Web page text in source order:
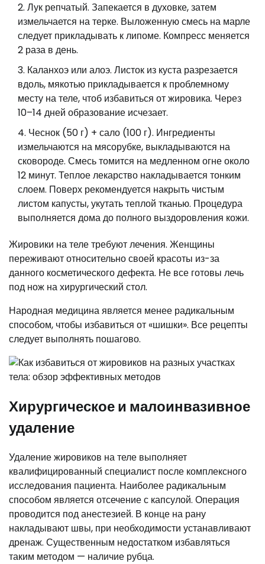
Лук репчатый. Запекается в духовке, затем
измельчается на терке. Выложенную смесь на марле
следует прикладывать к липоме. Компресс меняется
2 раза в день.
Каланхоэ или алоэ. Листок из куста разрезается
вдоль, мякотью прикладывается к проблемному
месту на теле, чтоб избавиться от жировика. Через
10–14 дней образование исчезает.
Чеснок (50 г) + сало (100 г). Ингредиенты
измельчаются на мясорубке, выкладываются на
сковороде. Смесь томится на медленном огне около
12 минут. Теплое лекарство накладывается тонким
слоем. Поверх рекомендуется накрыть чистым
листом капусты, укутать теплой тканью. Процедура
выполняется дома до полного выздоровления кожи.
Жировики на теле требуют лечения. Женщины
переживают относительно своей красоты из-за
данного косметического дефекта. Не все готовы лечь
под нож на хирургический стол.
Народная медицина является менее радикальным
способом, чтобы избавиться от «шишки». Все рецепты
следует выполнять пошагово.
Хирургическое и малоинвазивное
удаление
Удаление жировиков на теле выполняет
квалифицированный специалист после комплексного
исследования пациента. Наиболее радикальным
способом является отсечение с капсулой. Операция
проводится под анестезией. В конце на рану
накладывают швы, при необходимости устанавливают
дренаж. Существенным недостатком избавляться
таким методом — наличие рубца.